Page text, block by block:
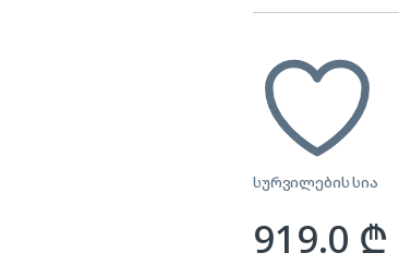
სურვილების სია
919.0 ₾